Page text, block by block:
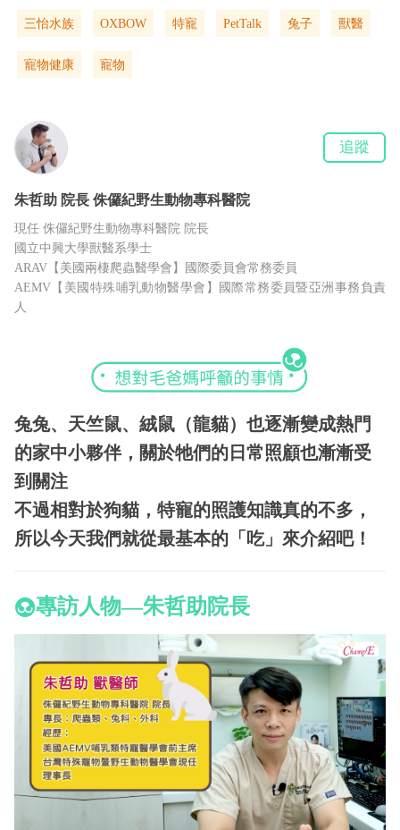
三怡水族 OXBOW 特寵 PetTalk 兔子 獸醫
寵物健康 寵物
朱哲助 院長 侏儸紀野生動物專科醫院
現任 侏儸紀野生動物專科醫院 院長
國立中興大學獸醫系學士
ARAV【美國兩棲爬蟲醫學會】國際委員會常務委員
AEMV【美國特殊哺乳動物醫學會】國際常務委員暨亞洲事務負責
人
追蹤
兔兔、天竺鼠、絨鼠（龍貓）也逐漸變成熱門
的家中小夥伴，關於牠們的日常照顧也漸漸受
到關注
不過相對於狗貓，特寵的照護知識真的不多，
所以今天我們就從最基本的「吃」來介紹吧！
專訪人物—朱哲助院長